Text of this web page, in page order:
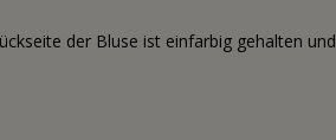
der Bluse ist einfarbig gehalten und